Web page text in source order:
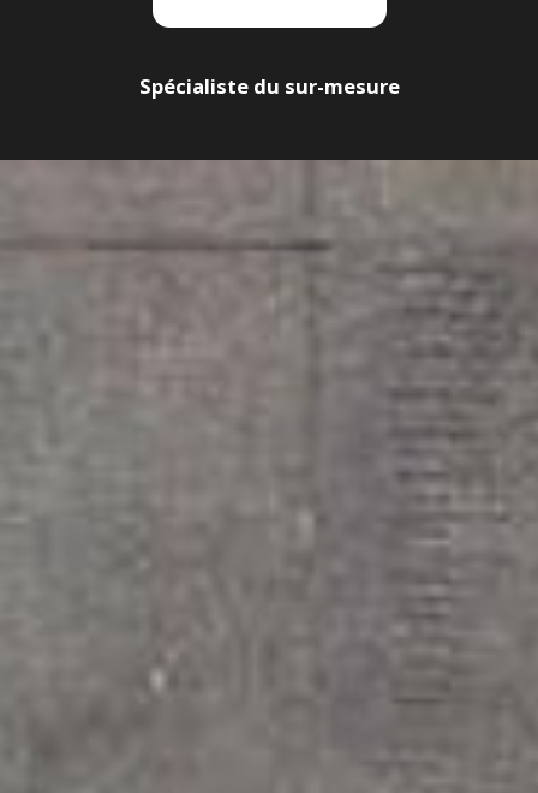
Spécialiste du sur-mesure